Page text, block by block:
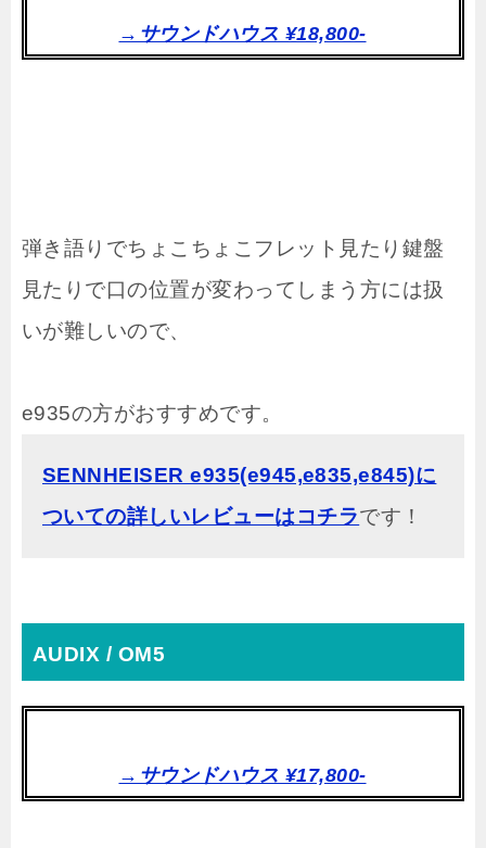
→サウンドハウス ¥18,800-
弾き語りでちょこちょこフレット見たり鍵盤
見たりで口の位置が変わってしまう方には扱
いが難しいので、
e935の方がおすすめです。
SENNHEISER e935(e945,e835,e845)に
ついての詳しいレビューはコチラです！
AUDIX / OM5
→サウンドハウス ¥17,800-